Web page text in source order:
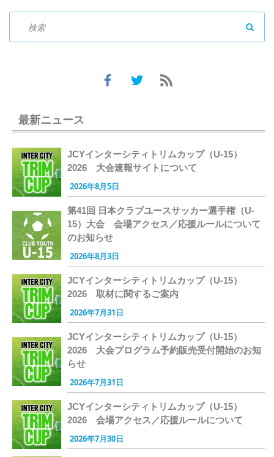
最新ニュース
JCYインターシティトリムカップ（U-15）
2026 大会速報サイトについて
2026年8月5日
第41回 日本クラブユースサッカー選手権（U-
15）大会 会場アクセス／応援ルールについて
のお知らせ
2026年8月3日
JCYインターシティトリムカップ（U-15）
2026 取材に関するご案内
2026年7月31日
JCYインターシティトリムカップ（U-15）
2026 大会プログラム予約販売受付開始のお知
らせ
2026年7月31日
JCYインターシティトリムカップ（U-15）
2026 会場アクセス／応援ルールについて
2026年7月30日